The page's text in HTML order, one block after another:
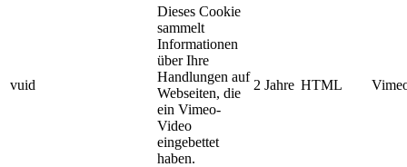
vuid
Dieses Cookie
sammelt
Informationen
über Ihre
Handlungen auf
Webseiten, die
ein Vimeo-
Video
eingebettet
haben.
2 Jahre HTML